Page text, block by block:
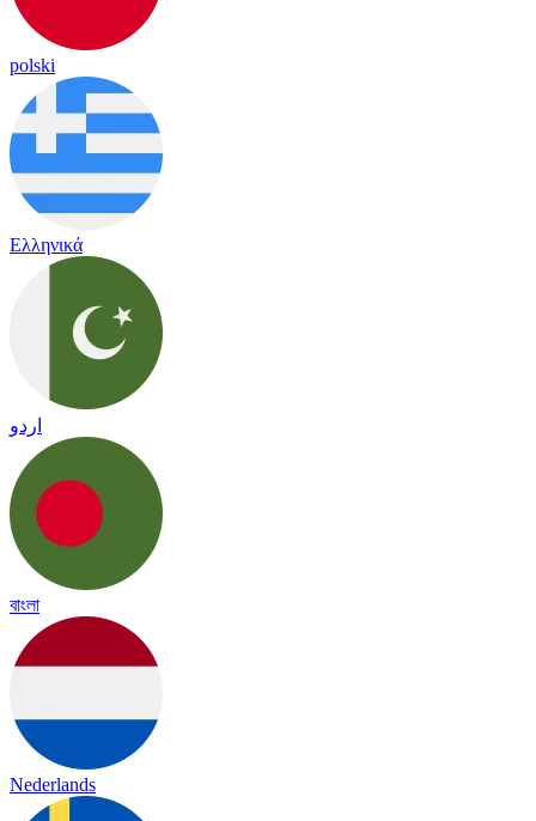
polski
Ελληνικά
اردو
বাংলা
Nederlands